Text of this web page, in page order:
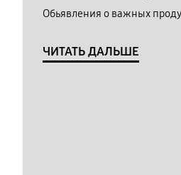
Обьявления о важных
ЧИТАТЬ ДАЛЬШЕ